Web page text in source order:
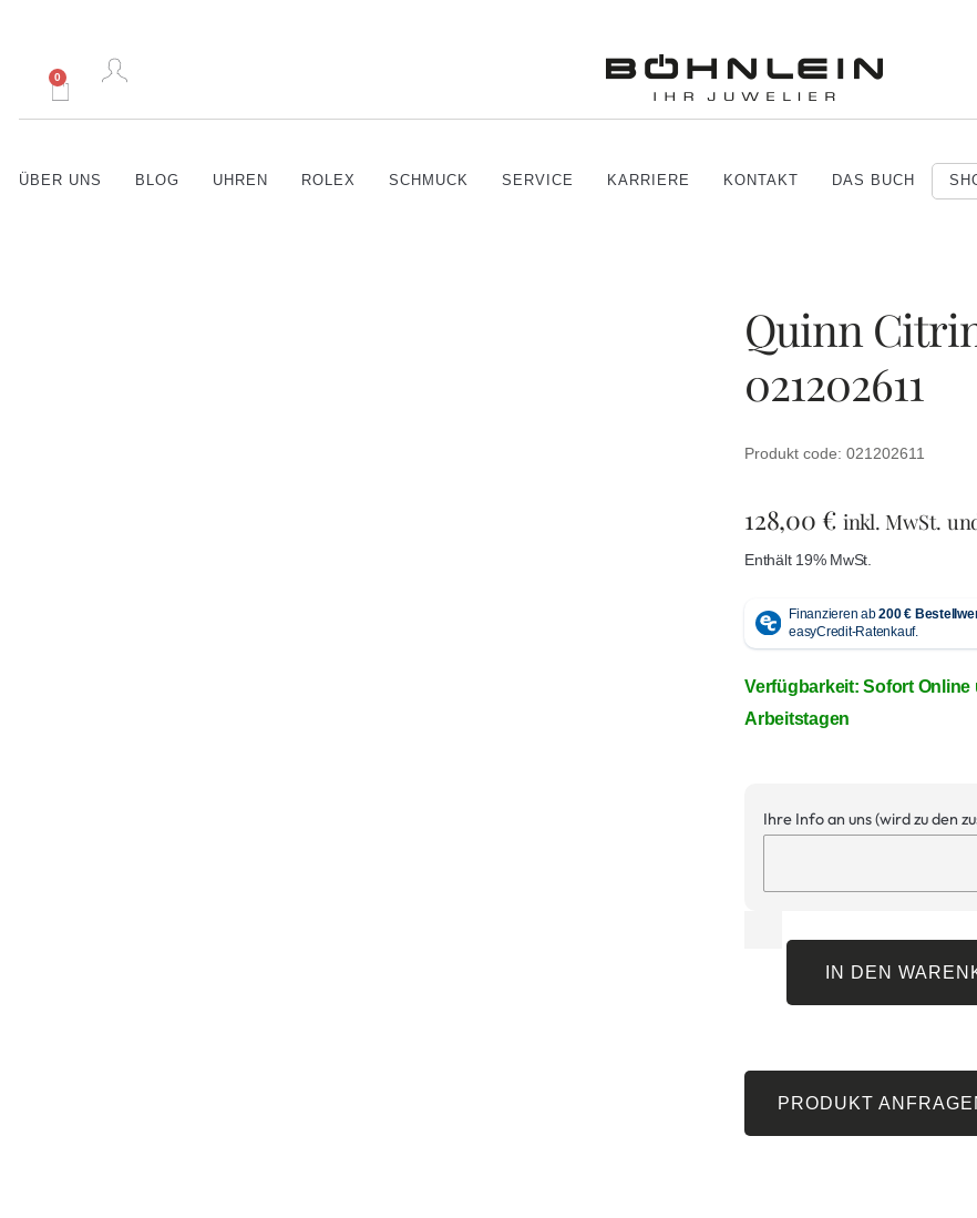
0
ÜBER UNS BLOG UHREN ROLEX SCHMUCK SERVICE KARRIERE KONTAKT DAS BUCH
Quinn
021202611
Produkt code: 021202611
128,00€ inkl. MwSt.
Enthält 19% MwSt.
Verfügbarkeit: Sofort
Arbeitstagen
Ihre Info an uns (wird zu den
IN DEN
PRODUKT